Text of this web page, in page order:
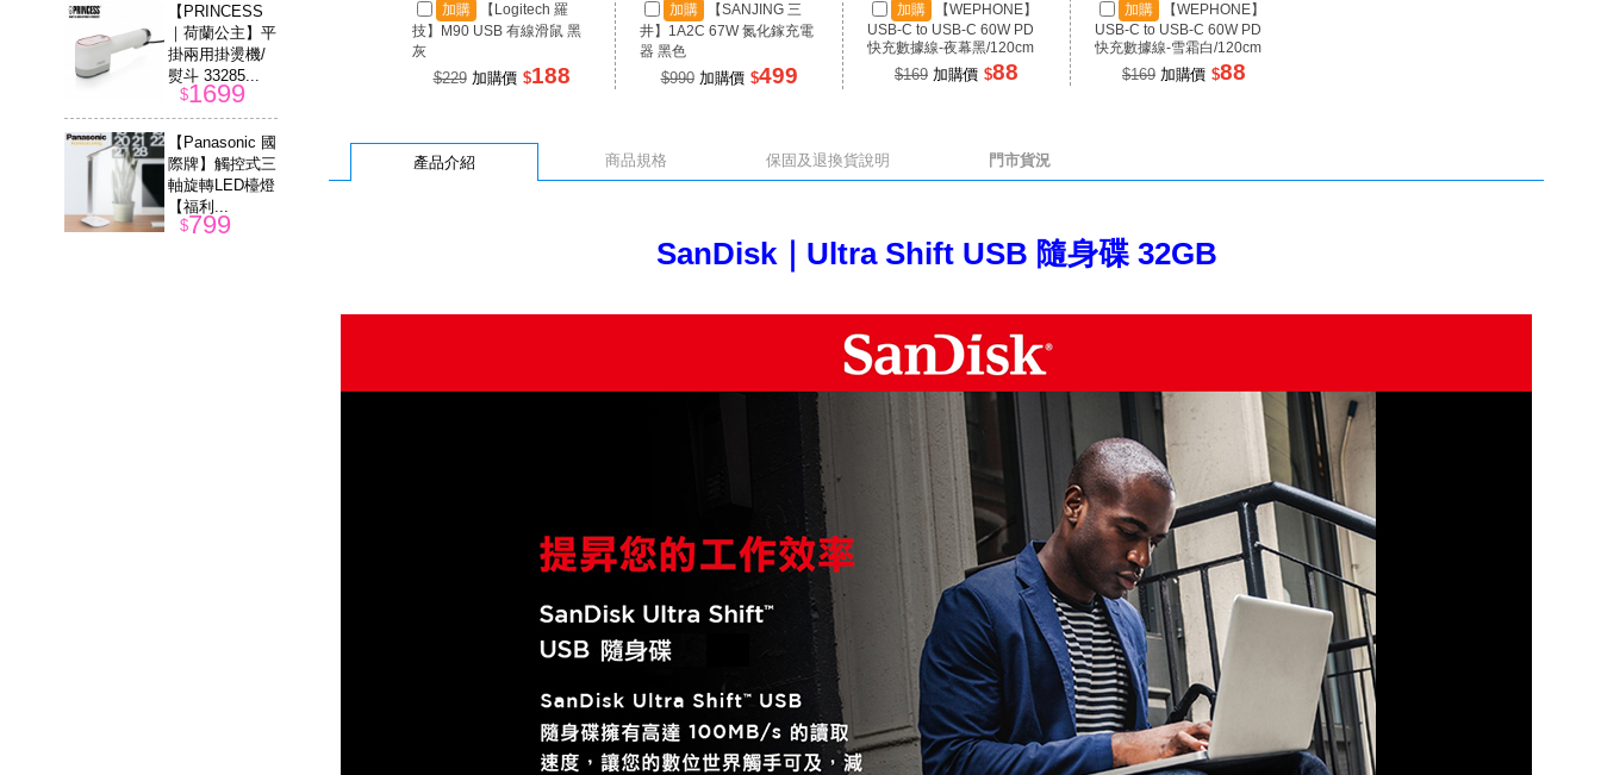
加購
【Logitech 羅
技】M90 USB 有線滑鼠 黑
灰
$229加購價 $188
加購
【SANJING 三
井】1A2C 67W 氮化鎵充電
器 黑色
$990加購價 $499
加購
【WEPHONE】
USB-C to USB-C 60W PD
快充數據線-夜幕黑/120cm
$169 加購價 $88
加購
【WEPHONE】
USB-C to USB-C 60W PD
快充數據線-雪霜白/120cm
$169 加購價 $88
產品介紹 商品規格 保固及退換貨說明 門市貨況
SanDisk｜Ultra Shift USB 隨身碟 32GB
【PRINCESS
｜荷蘭公主】平
掛兩用掛燙機/
熨斗 33285...
$1699
【Panasonic 國
際牌】觸控式三
軸旋轉LED檯燈
【福利...
$799